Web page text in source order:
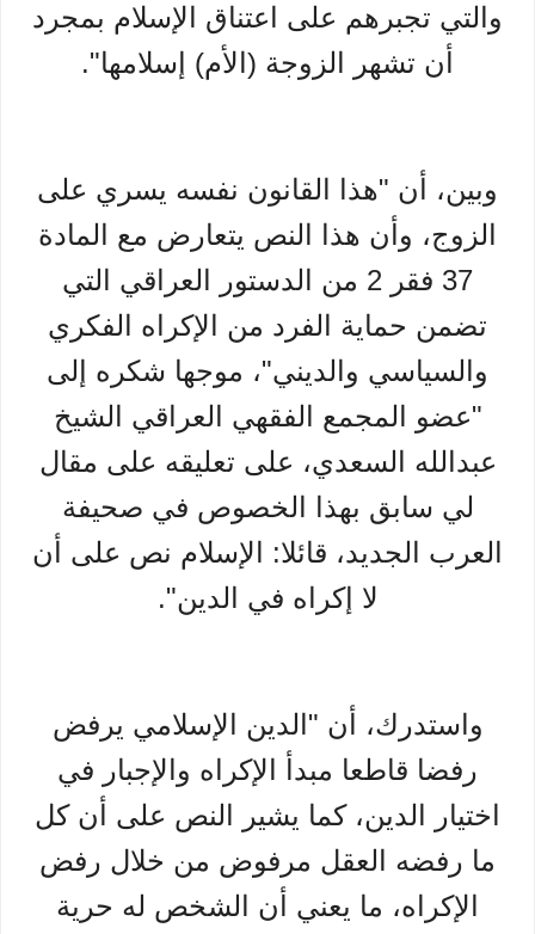
والتي تجبرهم على اعتناق الإسلام بمجرد
أن تشهر الزوجة (الأم) إسلامها".
وبين، أن "هذا القانون نفسه يسري على
الزوج، وأن هذا النص يتعارض مع المادة
37 فقر 2 من الدستور العراقي التي
تضمن حماية الفرد من الإكراه الفكري
والسياسي والديني"، موجها شكره إلى
"عضو المجمع الفقهي العراقي الشيخ
عبدالله السعدي، على تعليقه على مقال
لي سابق بهذا الخصوص في صحيفة
العرب الجديد، قائلا: الإسلام نص على أن
لا إكراه في الدين".
واستدرك، أن "الدين الإسلامي يرفض
رفضا قاطعا مبدأ الإكراه والإجبار في
اختيار الدين، كما يشير النص على أن كل
ما رفضه العقل مرفوض من خلال رفض
الإكراه، ما يعني أن الشخص له حرية